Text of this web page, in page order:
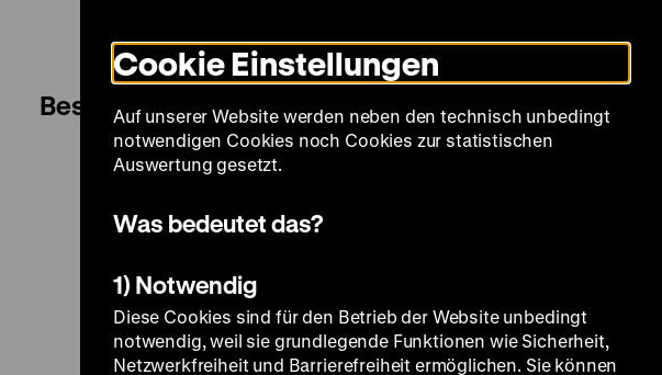
Modus
umschalten
Sprache
Besuch Spielplan Filmreihen Über uns
Cookie Einstellungen
Auf unserer Website werden neben den technisch unbedingt
notwendigen Cookies noch Cookies zur statistischen
Auswertung gesetzt.
Was bedeutet das?
1) Notwendig
Diese Cookies sind für den Betrieb der Website unbedingt
notwendig, weil sie grundlegende Funktionen wie Sicherheit,
Netzwerkfreiheit und Barrierefreiheit ermöglichen. Sie können